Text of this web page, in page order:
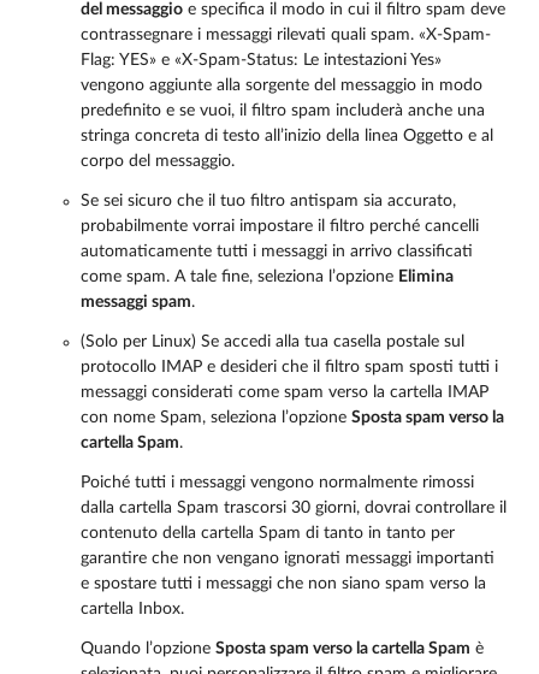
del messaggio e specifica il modo in cui il filtro spam deve
contrassegnare i messaggi rilevati quali spam. «X-Spam-
Flag: YES» e «X-Spam-Status: Le intestazioni Yes»
vengono aggiunte alla sorgente del messaggio in modo
predefinito e se vuoi, il filtro spam includerà anche una
stringa concreta di testo all’inizio della linea Oggetto e al
corpo del messaggio.
Se sei sicuro che il tuo filtro antispam sia accurato,
probabilmente vorrai impostare il filtro perché cancelli
automaticamente tutti i messaggi in arrivo classificati
come spam. A tale fine, seleziona l’opzione Elimina
messaggi spam.
(Solo per Linux) Se accedi alla tua casella postale sul
protocollo IMAP e desideri che il filtro spam sposti tutti i
messaggi considerati come spam verso la cartella IMAP
con nome Spam, seleziona l’opzione Sposta spam verso la
cartella Spam.
Poiché tutti i messaggi vengono normalmente rimossi
dalla cartella Spam trascorsi 30 giorni, dovrai controllare il
contenuto della cartella Spam di tanto in tanto per
garantire che non vengano ignorati messaggi importanti
e spostare tutti i messaggi che non siano spam verso la
cartella Inbox.
Quando l’opzione Sposta spam verso la cartella Spam è